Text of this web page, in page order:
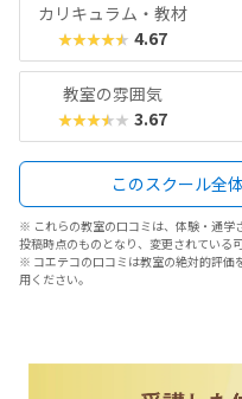
カリキュラム・教材
★★★★★ 4.67
教室の雰囲気
★★★★★ 3.67
このスクール全
※ これらの教室の口コミは、体験・通学
投稿時点のものとなり、変更されている
※ コエテコの口コミは教室の絶対的評価
用ください。